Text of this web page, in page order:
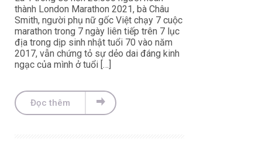
thành London Marathon 2021, bà Châu
Smith, người phụ nữ gốc Việt chạy 7 cuộc
marathon trong 7 ngày liên tiếp trên 7 lục
địa trong dịp sinh nhật tuổi 70 vào năm
2017, vẫn chứng tỏ sự dẻo dai đáng kinh
ngạc của mình ở tuổi […]
Đọc thêm